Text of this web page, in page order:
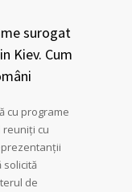
surogat
Kiev. Cum
cu programe
reuniți cu
solicită
de